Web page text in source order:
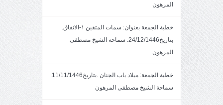
المرهون
خطبة الجمعة بعنوان: سمات المتقين ١-الانفاق.
بتاريخ24/12/1446. سماحة الشيخ مصطفى
المرهون
خطبة الجمعة: ميلاد باب الجنان .بتاريخ11/11/1446.
سماحة الشيخ مصطفى المرهون